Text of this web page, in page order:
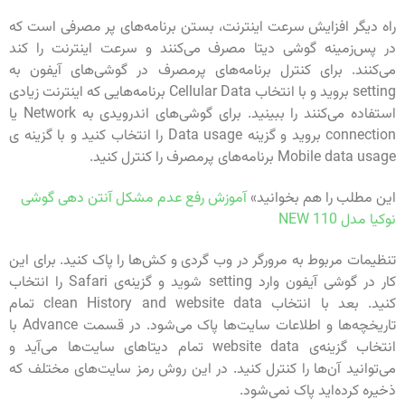
راه دیگر افزایش سرعت اینترنت، بستن برنامه‌های پر مصرفی است که
در پس‌زمینه گوشی دیتا مصرف می‌کنند و سرعت اینترنت را کند
می‌‌کنند. برای کنترل برنامه‌های پرمصرف در گوشی‌های آیفون به
setting بروید و با انتخاب Cellular Data برنامه‌هایی که اینترنت زیادی
استفاده می‌کنند را ببینید. برای گوشی‌های اندرویدی به Network یا
connection بروید و گزینه Data usage را انتخاب کنید و با گزینه ی
Mobile data usage برنامه‌های پرمصرف را کنترل کنید.
این مطلب را هم بخوانید»آموزش رفع عدم مشکل آنتن دهی گوشی
نوکیا مدل NEW 110
تنظیمات مربوط به مرورگر در وب گردی و کش‌ها را پاک کنید. برای این
کار در گوشی آیفون وارد setting شوید و گزینه‌ی Safari را انتخاب
کنید. بعد با انتخاب clean History and website data تمام
تاریخچه‌ها و اطلاعات سایت‌ها پاک می‌شود. در قسمت Advance با
انتخاب گزینه‌ی website data تمام دیتاهای سایت‌ها می‌آید و
می‌توانید آن‌ها را کنترل کنید. در این روش رمز سایت‌های مختلف که
ذخیره کرده‌اید پاک نمی‌شود‌.